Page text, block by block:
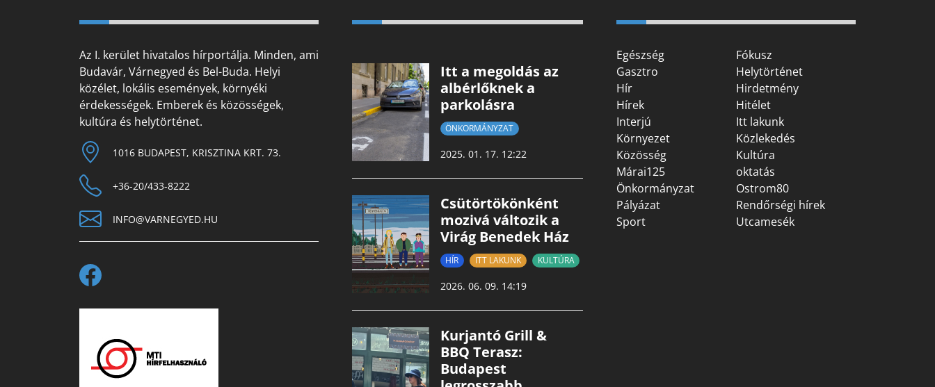
Az I. kerület hivatalos hírportálja. Minden, ami
Budavár, Várnegyed és Bel-Buda. Helyi
közélet, lokális események, környéki
érdekességek. Emberek és közösségek,
kultúra és helytörténet.
1016 BUDAPEST, KRISZTINA KRT. 73.
+36-20/433-8222
INFO@VARNEGYED.HU
Itt a megoldás az
albérlőknek a
parkolásra
ÖNKORMÁNYZAT
2025. 01. 17. 12:22
Csütörtökönként
mozivá változik a
Virág Benedek Ház
HÍR ITT LAKUNK KULTÚRA
2026. 06. 09. 14:19
Kurjantó Grill &
BBQ Terasz:
Budapest
Egészség
Fókusz
Gasztro
Helytörténet
Hír
Hirdetmény
Hírek
Hitélet
Interjú
Itt lakunk
Környezet
Közlekedés
Közösség
Kultúra
Márai125
oktatás
Önkormányzat
Ostrom80
Pályázat
Rendőrségi hírek
Sport
Utcamesék